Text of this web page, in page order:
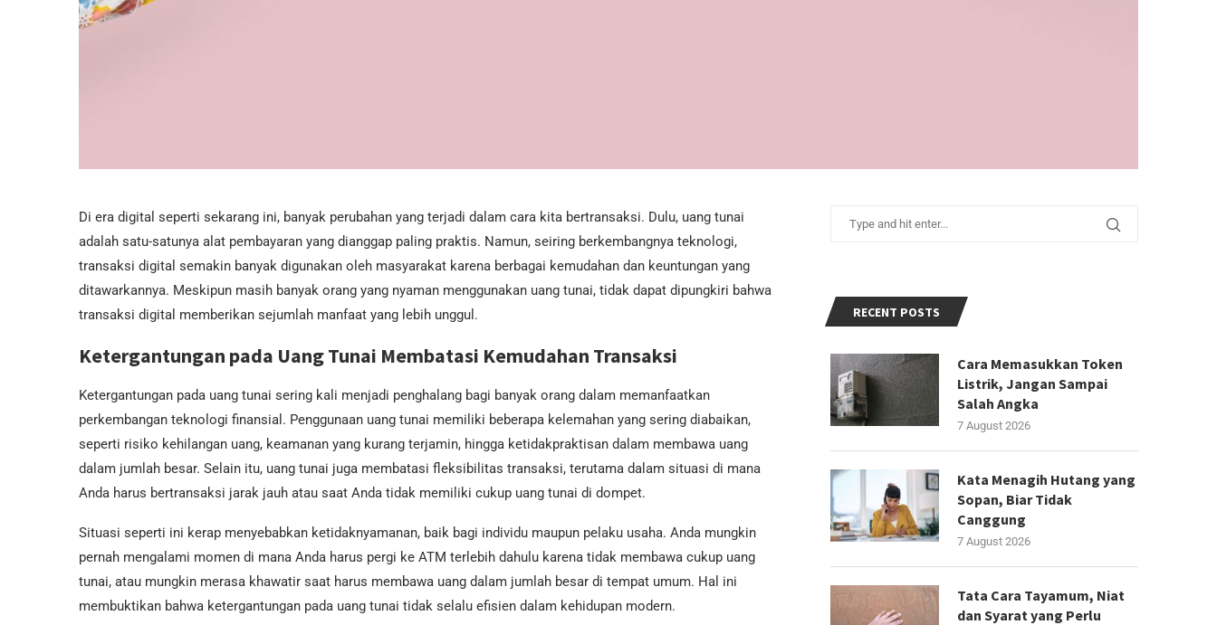
Di era digital seperti sekarang ini, banyak perubahan yang terjadi dalam cara kita bertransaksi. Dulu, uang tunai
adalah satu-satunya alat pembayaran yang dianggap paling praktis. Namun, seiring berkembangnya teknologi,
transaksi digital semakin banyak digunakan oleh masyarakat karena berbagai kemudahan dan keuntungan yang
ditawarkannya. Meskipun masih banyak orang yang nyaman menggunakan uang tunai, tidak dapat dipungkiri bahwa
transaksi digital memberikan sejumlah manfaat yang lebih unggul.
Ketergantungan pada Uang Tunai Membatasi Kemudahan Transaksi
Ketergantungan pada uang tunai sering kali menjadi penghalang bagi banyak orang dalam memanfaatkan
perkembangan teknologi finansial. Penggunaan uang tunai memiliki beberapa kelemahan yang sering diabaikan,
seperti risiko kehilangan uang, keamanan yang kurang terjamin, hingga ketidakpraktisan dalam membawa uang
dalam jumlah besar. Selain itu, uang tunai juga membatasi fleksibilitas transaksi, terutama dalam situasi di mana
Anda harus bertransaksi jarak jauh atau saat Anda tidak memiliki cukup uang tunai di dompet.
Situasi seperti ini kerap menyebabkan ketidaknyamanan, baik bagi individu maupun pelaku usaha. Anda mungkin
pernah mengalami momen di mana Anda harus pergi ke ATM terlebih dahulu karena tidak membawa cukup uang
tunai, atau mungkin merasa khawatir saat harus membawa uang dalam jumlah besar di tempat umum. Hal ini
membuktikan bahwa ketergantungan pada uang tunai tidak selalu efisien dalam kehidupan modern.
RECENT POSTS
Cara Memasukkan Token
Listrik, Jangan Sampai
Salah Angka
7 August 2026
Kata Menagih Hutang yang
Sopan, Biar Tidak
Canggung
7 August 2026
Tata Cara Tayamum, Niat
dan Syarat yang Perlu